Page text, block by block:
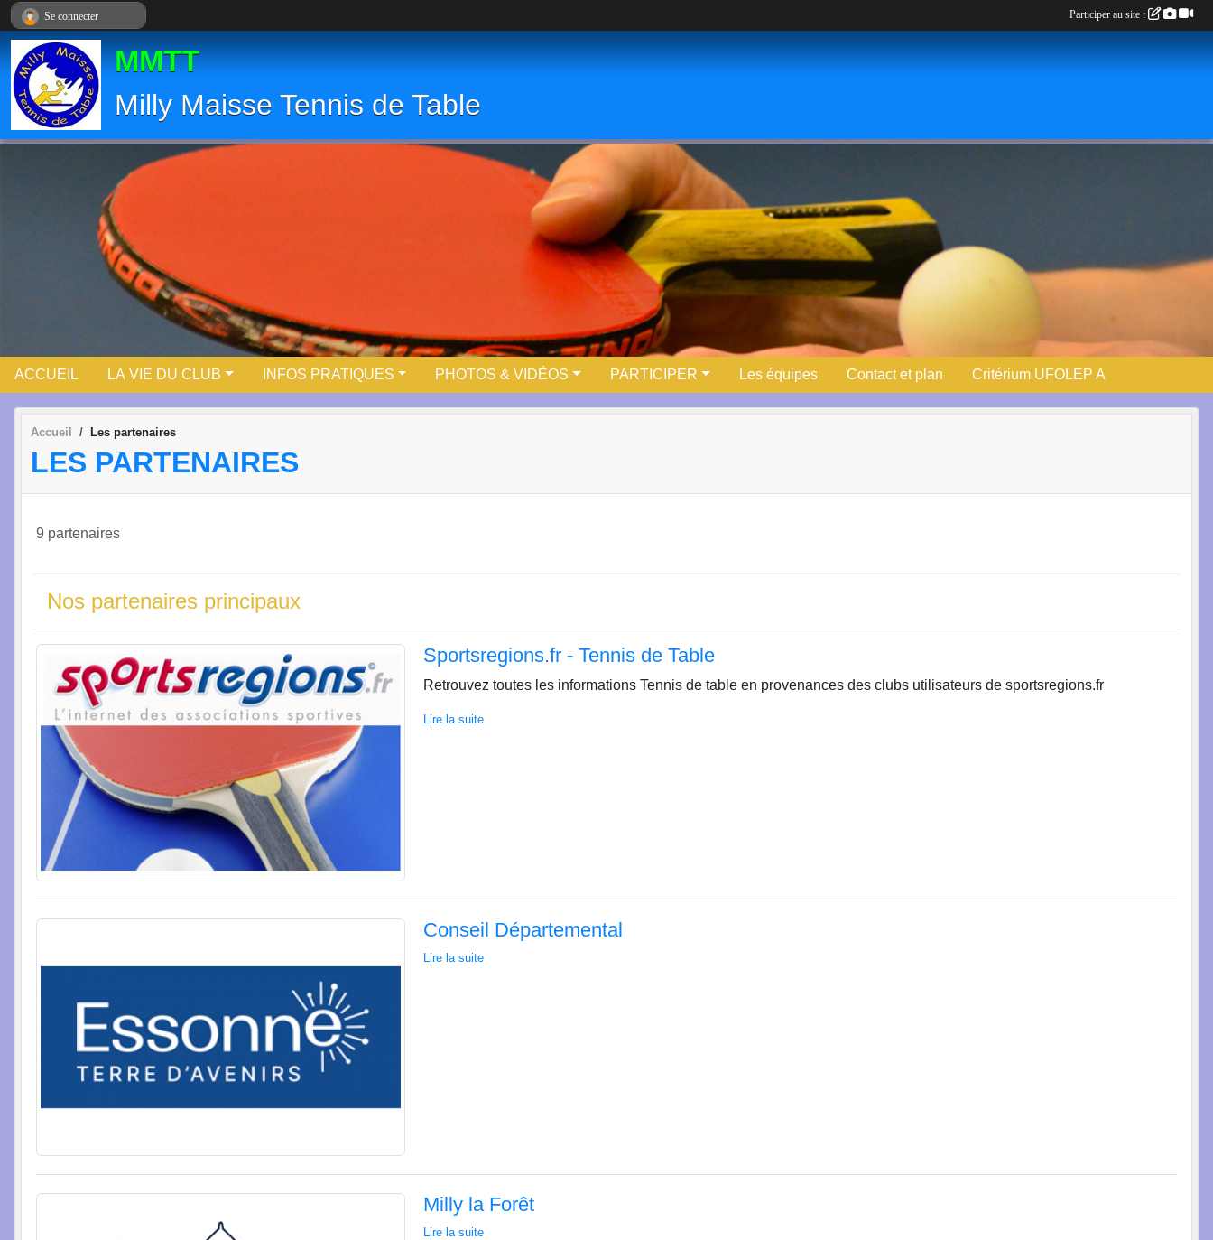
MMTT
Milly Maisse Tennis de Table
ACCUEIL LA VIE DU CLUB INFOS PRATIQUES PHOTOS & VIDÉOS PARTICIPER Les équipes Contact et plan Critérium UFOLEP A
Accueil Les partenaires
LES PARTENAIRES
9 partenaires
Nos partenaires principaux
Sportsregions.fr - Tennis de Table
Retrouvez toutes les informations Tennis de table en provenances des clubs utilisateurs de sportsregions.fr
Lire la suite
Conseil Départemental
Lire la suite
Milly la Forêt
Lire la suite
Se connecter Participer au site :
Panneau de gestion des cookies